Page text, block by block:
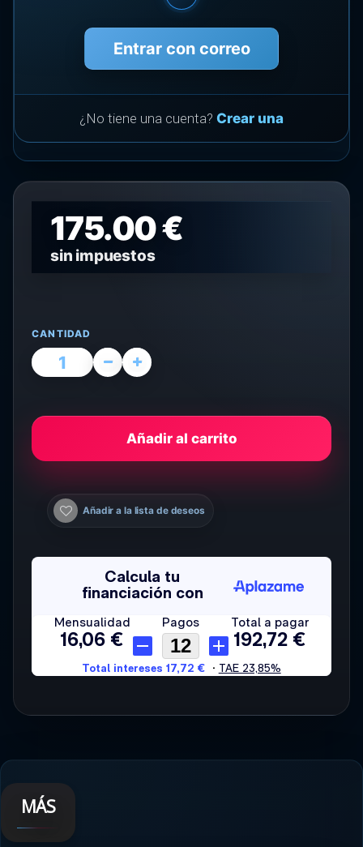
Entrar con correo
¿No tiene una cuenta? Crear una
175.00 €
sin impuestos
CANTIDAD
Añadir al carrito
Añadir a la lista de deseos
MÁS